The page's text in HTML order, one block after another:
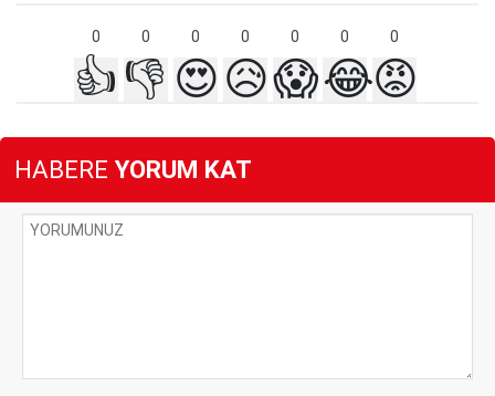
0 0 0 0 0 0 0
👍 👎 😍😥😱😂😡
HABERE YORUM KAT